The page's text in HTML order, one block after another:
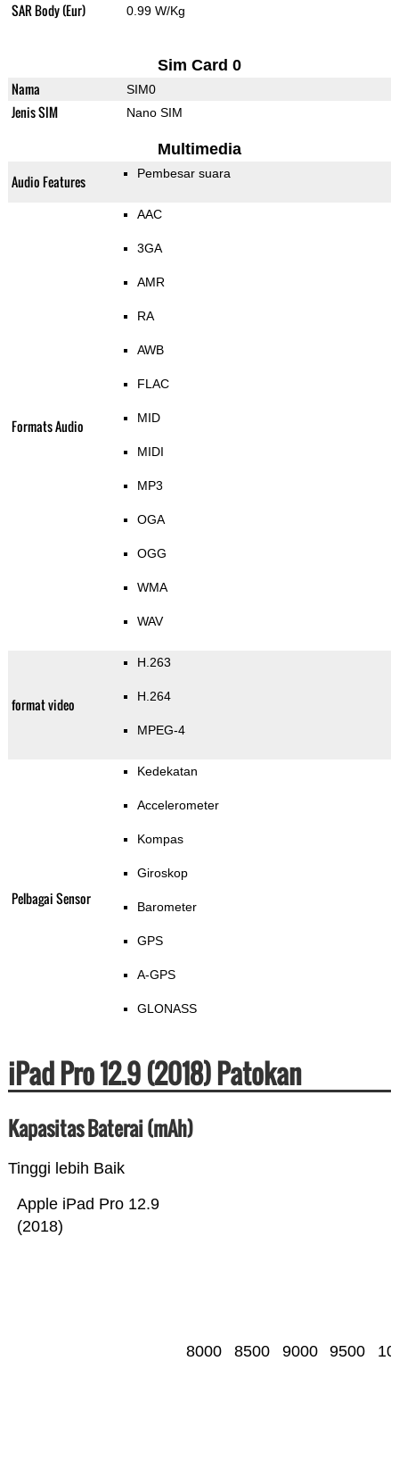
SAR Body (Eur) 0.99 W/Kg
Sim Card 0
Nama SIM0
Jenis SIM Nano SIM
Multimedia
Audio Features Pembesar suara
Formats Audio
AAC
3GA
AMR
RA
AWB
FLAC
MID
MIDI
MP3
OGA
OGG
WMA
WAV
format video
H.263
H.264
MPEG-4
Pelbagai Sensor
Kedekatan
Accelerometer
Kompas
Giroskop
Barometer
GPS
A-GPS
GLONASS
iPad Pro 12.9 (2018) Patokan
Kapasitas Baterai (mAh)
Tinggi lebih Baik
Apple iPad Pro 12.9
(2018)
8000 8500 9000 9500